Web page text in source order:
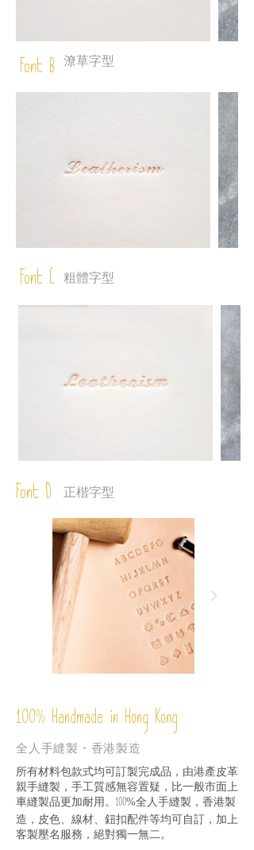
Font B 潦草字型
Font C 粗體字型
Font D 正楷字型
100% Handmade in Hong Kong
全人手縫製・香港製造
所有材料包款式均可訂製完成品，由港產皮革
親手縫製，手工質感無容置疑，比一般市面上
車縫製品更加耐用。 100%全人手縫製，香港製
造，皮色、線材、鈕扣配件等均可自訂，加上
客製壓名服務，絕對獨一無二。